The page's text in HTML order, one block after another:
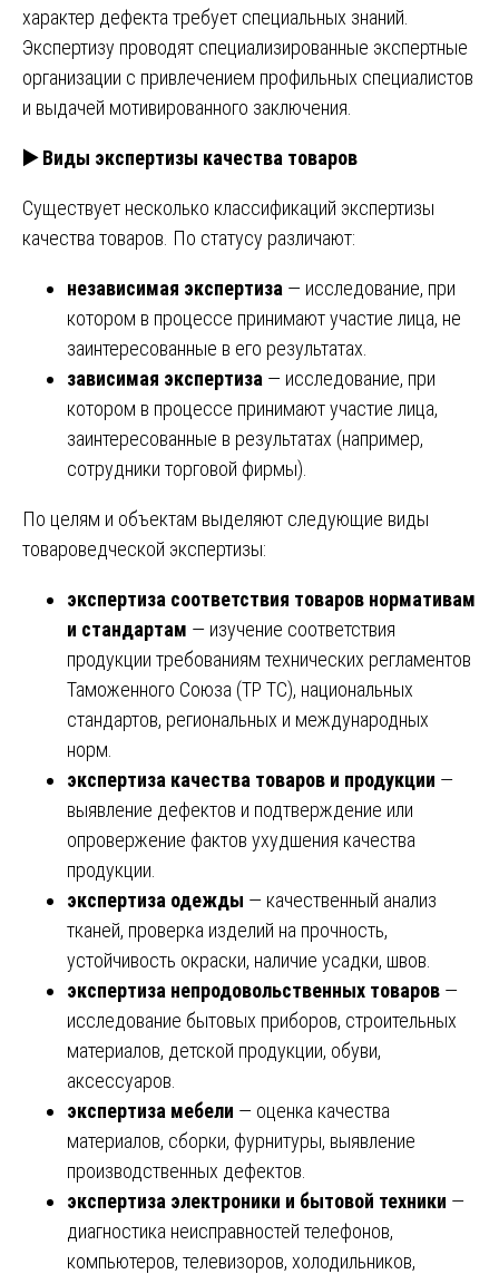
характер дефекта требует специальных знаний.
Экспертизу проводят специализированные экспертные
организации с привлечением профильных специалистов
и выдачей мотивированного заключения.
▶️Виды экспертизы качества товаров
Существует несколько классификаций экспертизы
качества товаров. По статусу различают:
независимая экспертиза — исследование, при
котором в процессе принимают участие лица, не
заинтересованные в его результатах.
зависимая экспертиза — исследование, при
котором в процессе принимают участие лица,
заинтересованные в результатах (например,
сотрудники торговой фирмы).
По целям и объектам выделяют следующие виды
товароведческой экспертизы:
экспертиза соответствия товаров нормативам
и стандартам — изучение соответствия
продукции требованиям технических регламентов
Таможенного Союза (ТР ТС), национальных
стандартов, региональных и международных
норм.
экспертиза качества товаров и продукции —
выявление дефектов и подтверждение или
опровержение фактов ухудшения качества
продукции.
экспертиза одежды — качественный анализ
тканей, проверка изделий на прочность,
устойчивость окраски, наличие усадки, швов.
экспертиза непродовольственных товаров —
исследование бытовых приборов, строительных
материалов, детской продукции, обуви,
аксессуаров.
экспертиза мебели — оценка качества
материалов, сборки, фурнитуры, выявление
производственных дефектов.
экспертиза электроники и бытовой техники —
диагностика неисправностей телефонов,
компьютеров, телевизоров, холодильников,